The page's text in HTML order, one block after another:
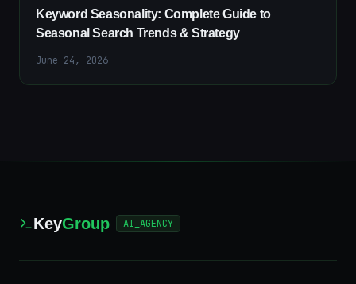
Keyword Seasonality: Complete Guide to
Seasonal Search Trends & Strategy
June 24, 2026
KeyGroup AI_AGENCY